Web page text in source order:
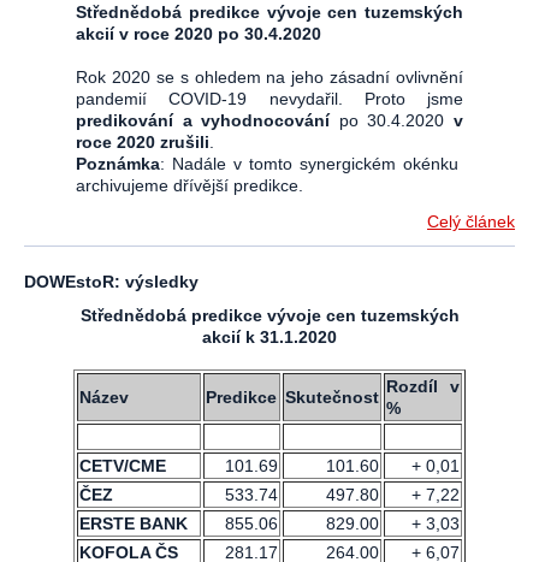
Střednědobá predikce vývoje cen tuzemských
akcií v roce 2020 po 30.4.2020
Rok 2020 se s ohledem na jeho zásadní ovlivnění
pandemií COVID-19 nevydařil. Proto jsme
predikování a vyhodnocování po 30.4.2020 v
roce 2020 zrušili
Poznámka: Nadále v tomto synergickém okénku
archivujeme dřívější predikce.
Celý článek
DOWEstoR: výsledky
Střednědobá predikce vývoje cen tuzemských
akcií k 31.1.2020
Název Predikce Skutečnost
Rozdíl v
%
CETV/CME 101.69 101.60
+ 0,01
ČEZ
533.74 497.80
+ 7,22
ERSTE BANK
855.06 829.00
+ 3,03
KOFOLA ČS
281.17 264.00 + 6,07